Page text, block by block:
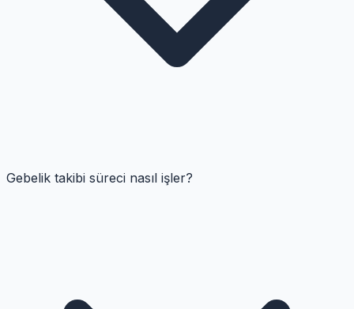
Gebelik takibi süreci nasıl işler?